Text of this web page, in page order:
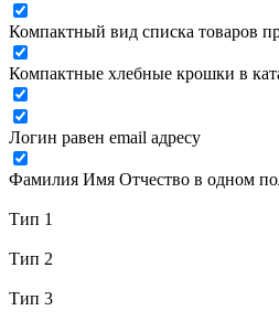
Компактный вид списка товаров
Компактные хлебные крошки в
Логин равен email адресу
Фамилия Имя Отчество в одном
Тип 1
Тип 2
Тип 3